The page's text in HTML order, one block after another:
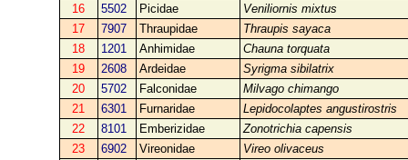
16
5502 Picidae
Veniliornis mixtus
17
7907 Thraupidae
Thraupis sayaca
18
1201 Anhimidae
Chauna torquata
19
2608 Ardeidae
Syrigma sibilatrix
20
5702 Falconidae
Milvago chimango
21
6301 Furnaridae
Lepidocolaptes angustirostris
22
8101 Emberizidae
Zonotrichia capensis
23
6902 Vireonidae
Vireo olivaceus